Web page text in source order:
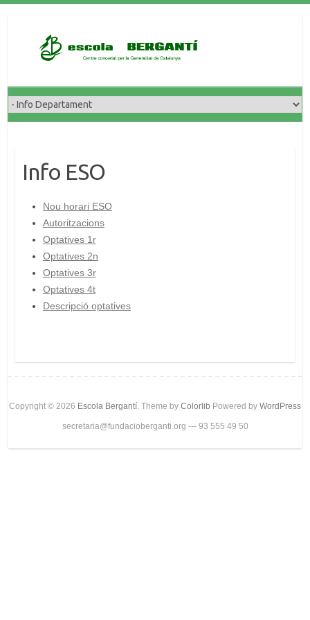
Info ESO
Nou horari ESO
Autoritzacions
Optatives 1r
Optatives 2n
Optatives 3r
Optatives 4t
Descripció optatives
Copyright © 2026 Escola Bergantí. Theme by Colorlib Powered by WordPress
secretaria@fundacioberganti.org --- 93 555 49 50